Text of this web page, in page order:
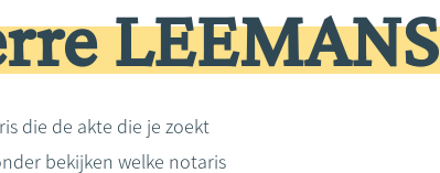
LEEMANS
die de akte die je zoekt
bekijken welke notaris